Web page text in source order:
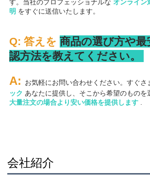
す。当社のプロフェッショナルな オンライン
明 をすぐに送信いたします。
Q: 答えを 商品の選び方や最
認方法を教えてください。
A: お気軽にお問い合わせください。すぐさ
ック
大量注文の場合より安い価格を提供します .
会社紹介